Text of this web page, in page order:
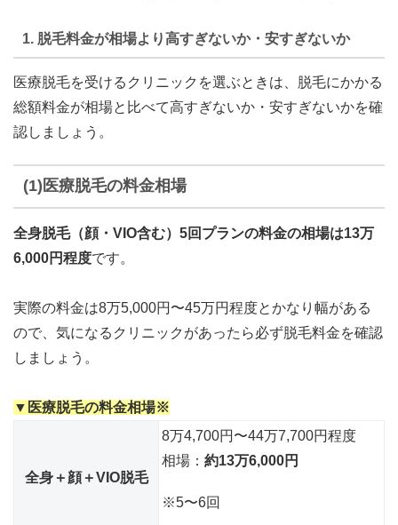
1. 脱毛料金が相場より高すぎないか・安すぎないか
医療脱毛を受けるクリニックを選ぶときは、脱毛にかかる
総額料金が相場と比べて高すぎないか・安すぎないかを確
認しましょう。
(1)医療脱毛の料金相場
全身脱毛（顔・VIO含む）5回プランの料金の相場は13万
6,000円程度です。
実際の料金は8万5,000円〜45万円程度とかなり幅がある
ので、気になるクリニックがあったら必ず脱毛料金を確認
しましょう。
▼医療脱毛の料金相場※
全身＋顔＋VIO脱毛
8万4,700円〜44万7,700円程度
相場： 約13万6,000円
※5〜6回